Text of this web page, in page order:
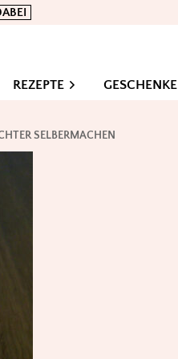
REZEPTE GESCHENKE
SELBERMACHEN